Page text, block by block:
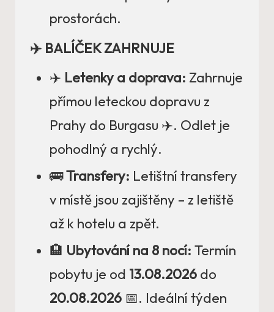
prostorách.
✈️ BALÍČEK ZAHRNUJE
✈️ Letenky a doprava: Zahrnuje
přímou leteckou dopravu z
Prahy do Burgasu ✈️. Odlet je
pohodlný a rychlý.
🚌Transfery: Letištní transfery
v místě jsou zajištěny – z letiště
až k hotelu a zpět.
🏨 Ubytování na 8 nocí: Termín
pobytu je od 13.08.2026 do
20.08.2026 📅. Ideální týden